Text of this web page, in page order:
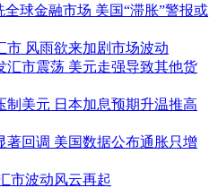
全球金融市场 美国“滞胀”警报或
市 风雨欲来加剧市场波动
汇市震荡 美元走强导致其他货
制美元 日本加息预期升温推高
著回调 美国数据公布通胀只增
市波动风云再起